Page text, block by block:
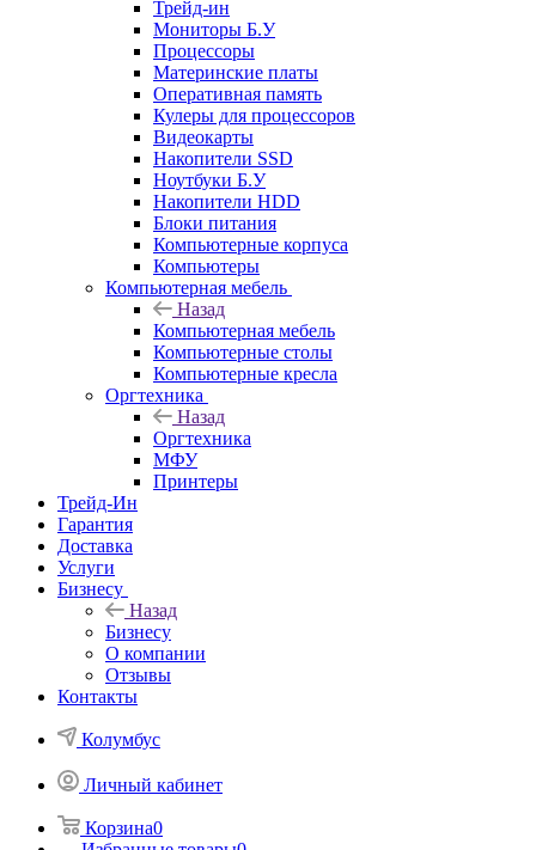
Трейд-ин
Мониторы Б.У
Процессоры
Материнские платы
Оперативная память
Кулеры для процессоров
Видеокарты
Накопители SSD
Ноутбуки Б.У
Накопители HDD
Блоки питания
Компьютерные корпуса
Компьютеры
Компьютерная мебель
Назад
Компьютерная мебель
Компьютерные столы
Компьютерные кресла
Оргтехника
Назад
Оргтехника
МФУ
Принтеры
Трейд-Ин
Гарантия
Доставка
Услуги
Бизнесу
Назад
Бизнесу
О компании
Отзывы
Контакты
Колумбус
Личный кабинет
Корзина0